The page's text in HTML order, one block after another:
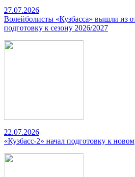
27.07.2026
Волейболисты «Кузбасса» вышли из
подготовку к сезону 2026/2027
22.07.2026
«Кузбасс-2» начал подготовку к